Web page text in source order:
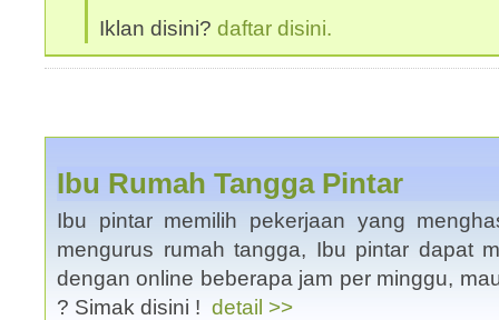
Iklan disini? daftar disini.
Ibu Rumah Tangga Pintar
Ibu pintar memilih pekerjaan yang
mengurus rumah tangga, Ibu pintar dapat
dengan online beberapa jam per minggu,
? Simak disini ! detail >>